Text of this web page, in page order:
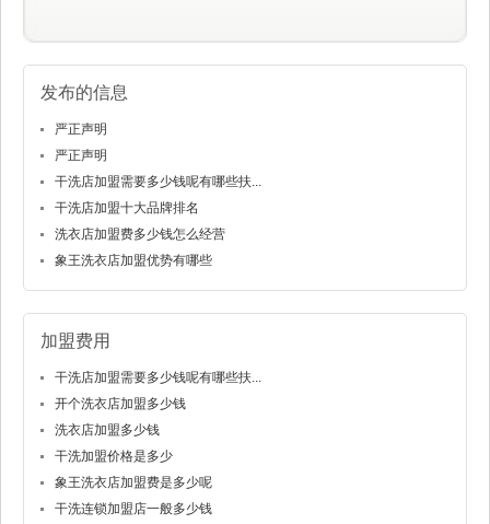
发布的信息
严正声明
严正声明
干洗店加盟需要多少钱呢有哪些扶...
干洗店加盟十大品牌排名
洗衣店加盟费多少钱怎么经营
象王洗衣店加盟优势有哪些
加盟费用
干洗店加盟需要多少钱呢有哪些扶...
开个洗衣店加盟多少钱
洗衣店加盟多少钱
干洗加盟价格是多少
象王洗衣店加盟费是多少呢
干洗连锁加盟店一般多少钱